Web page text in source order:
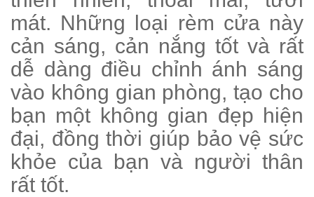
mát. Những loại rèm cửa này
cản sáng, cản nắng tốt và rất
dễ dàng điều chỉnh ánh sáng
vào không gian phòng, tạo cho
bạn một không gian đẹp hiện
đại, đồng thời giúp bảo vệ sức
khỏe của bạn và người thân
rất tốt.